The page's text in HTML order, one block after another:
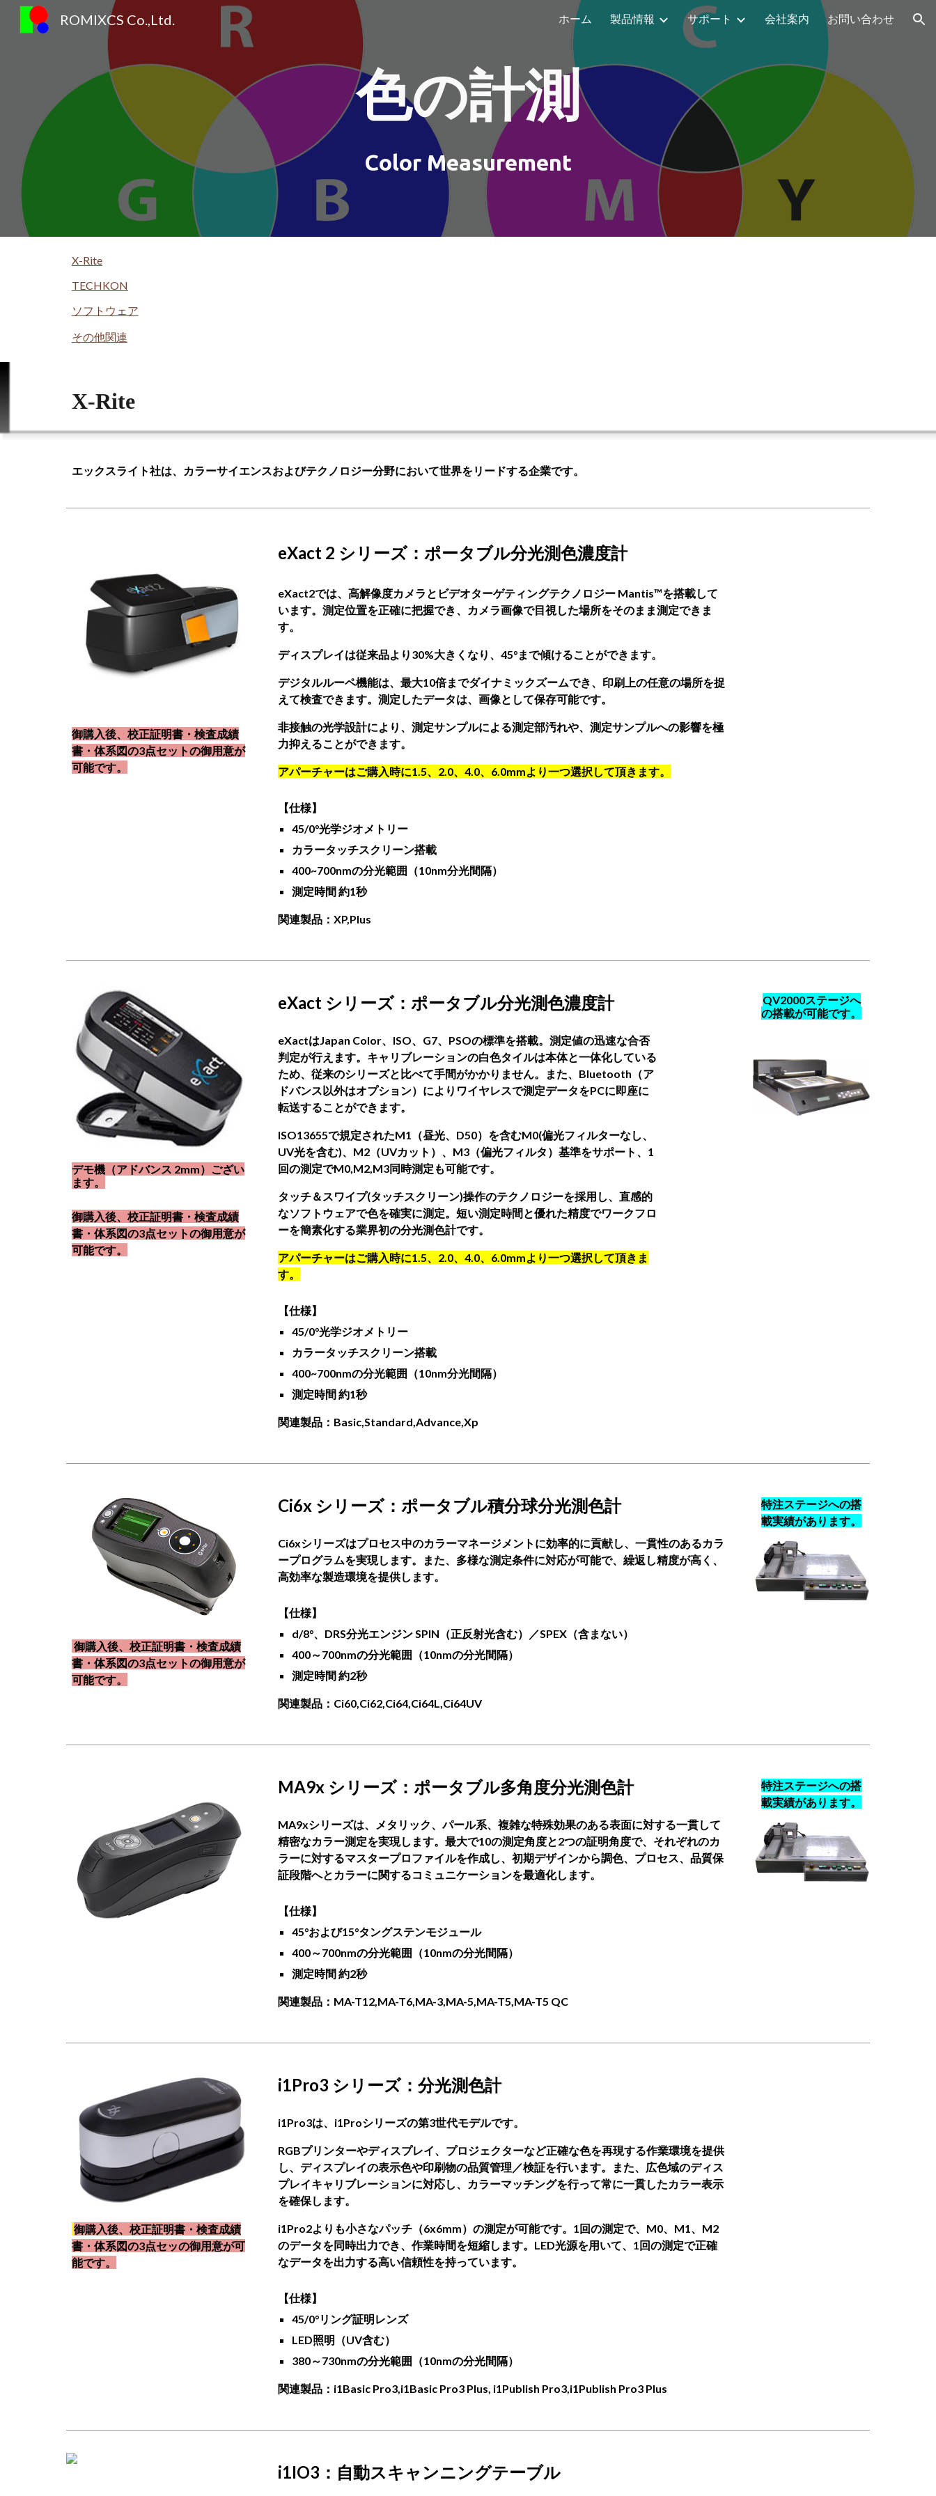
Skip to main content Skip to navigation
ROMIXCS Co.,Ltd. ホーム 製品情報 サポート 会社案内 お問い合わせ
色の計測
Color Measurement
X-Rite
TECHKON
ソフトウェア
その他関連
X-Rite
エックスライト社は、カラーサイエンスおよびテクノロジー分野において世界をリードする企業です。
御購入後、校正証明書・検査成績
書・体系図の3点セットの御用意が
可能です。
eXact 2 シリーズ：ポータブル分光測色濃度計
eXact2では、高解像度カメラとビデオターゲティングテクノロジー Mantis™を搭載して
います。測定位置を正確に把握でき、カメラ画像で目視した場所をそのまま測定できま
す。
ディスプレイは従来品より30%大きくなり、45°まで傾けることができます。
デジタルルーペ機能は、最大10倍までダイナミックズームでき、印刷上の任意の場所を捉
えて検査できます。測定したデータは、画像として保存可能です。
非接触の光学設計により、測定サンプルによる測定部汚れや、測定サンプルへの影響を極
力抑えることができます。
アパーチャーはご購入時に1.5、2.0、4.0、6.0mmより一つ選択して頂きます。
【仕様】
45/0°光学ジオメトリー
カラータッチスクリーン搭載
400~700nmの分光範囲（10nm分光間隔）
測定時間 約1秒
関連製品： XP,Plus
デモ機（アドバンス 2mm）ござい
ます。
御購入後、校正証明書・検査成績
書・体系図の3点セットの御用意が
可能です。
eXact シリーズ：ポータブル分光測色濃度計
eXactはJapan Color、ISO、G7、PSOの標準を搭載。測定値の迅速な合否
判定が行えます。キャリブレーションの白色タイルは本体と一体化している
ため、従来のシリーズと比べて手間がかかりません。また、Bluetooth（ア
ドバンス以外はオプション）によりワイヤレスで測定データをPCに即座に
転送することができます。
ISO13655で規定されたM1（昼光、D50）を含むM0(偏光フィルターなし、
UV光を含む)、M2（UVカット）、M3（偏光フィルタ）基準をサポート、1
回の測定でM0,M2,M3同時測定も可能です。
タッチ＆スワイプ(タッチスクリーン)操作のテクノロジーを採用し、直感的
なソフトウェアで色を確実に測定。短い測定時間と優れた精度でワークフロ
ーを簡素化する業界初の分光測色計です。
アパーチャーはご購入時に1.5、2.0、4.0、6.0mmより一つ選択して頂きま
す。
【仕様】
45/0°光学ジオメトリー
カラータッチスクリーン搭載
400~700nmの分光範囲（10nm分光間隔）
測定時間 約1秒
関連製品：Basic,Standard,Advance,Xp
QV2000ステージへ
の搭載が可能です。
御購入後、校正証明書・検査成績
書・体系図の3点セットの御用意が
可能です。
Ci6x シリーズ：ポータブル積分球分光測色計
Ci6xシリーズはプロセス中のカラーマネージメントに効率的に貢献し、一貫性のあるカラ
ープログラムを実現します。また、多様な測定条件に対応が可能で、繰返し精度が高く、
高効率な製造環境を提供します。
【仕様】
d/8°、DRS分光エンジン SPIN（正反射光含む）／SPEX（含まない）
400～700nmの分光範囲（10nmの分光間隔）
測定時間約2秒
関連製品：Ci60,Ci62,Ci64,Ci64L,Ci64UV
特注ステージへの搭
載実績があります。
MA9xシリーズ：ポータブル多角度分光測色計
MA9xシリーズは、メタリック、パール系、複雑な特殊効果のある表面に対する一貫して
精密なカラー測定を実現します。最大で10の測定角度と2つの証明角度で、それぞれのカ
ラーに対するマスタープロファイルを作成し、初期デザインから調色、プロセス、品質保
証段階へとカラーに関するコミュニケーションを最適化します。
【仕様】
45°および15°タングステンモジュール
400～700nmの分光範囲（10nmの分光間隔）
測定時間 約2秒
関連製品：MA-T12,MA-T6,MA-3,MA-5,MA-T5,MA-T5 QC
特注ステージへの搭
載実績があります。
御購入後、校正証明書・検査成績
書・体系図の3点セッの御用意が可
能です。
i1Pro3 シリーズ：分光測色計
i1Pro3は、i1Proシリーズの第3世代モデルです。
RGBプリンターやディスプレイ、プロジェクターなど正確な色を再現する作業環境を提供
し、ディスプレイの表示色や印刷物の品質管理／検証を行います。また、広色域のディス
プレイキャリブレーションに対応し、カラーマッチングを行って常に一貫したカラー表示
を確保します。
i1Pro2よりも小さなパッチ（6x6mm）の測定が可能です。1回の測定で、M0、M1、M2
のデータを同時出力でき、作業時間を短縮します。LED光源を用いて、1回の測定で正確
なデータを出力する高い信頼性を持っています。
【仕様】
45/0°リング証明レンズ
LED照明（UV含む）
380～730nmの分光範囲（10nmの分光間隔）
関連製品：i1Basic Pro3,i1Basic Pro3 Plus, i1Publish Pro3,i1Publish Pro3 Plus
i1IO3 ： 自動スキャンニングテーブル